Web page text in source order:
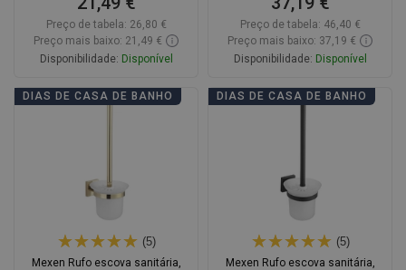
Preço de tabela: 26,80 €
Preço mais baixo: 21,49 €
Disponibilidade: Disponível
Adicionar
Preço de tabela: 46,40 €
Preço mais baixo: 37,19 €
Disponibilidade: Disponível
Adicionar
DIAS DE CASA DE BANHO
(5)
Mexen Rufo escova sanitária,
DIAS DE CASA DE BANHO
(5)
Mexen Rufo escova sanitária,